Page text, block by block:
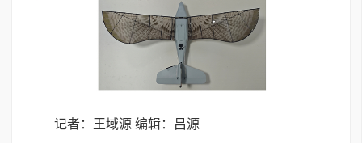
记者：王域源 编辑：吕源